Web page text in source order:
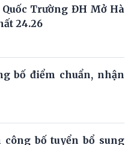
Trường ĐH Mở Hà
24.26
bố điểm chuẩn, nhận
bố tuyển bổ sung